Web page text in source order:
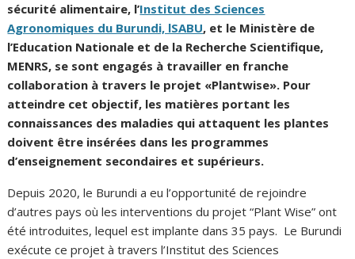
sécurité alimentaire, l’Institut des Sciences
Agronomiques du Burundi, lSABU, et le Ministère de
l’Education Nationale et de la Recherche Scientifique,
MENRS, se sont engagés à travailler en franche
collaboration à travers le projet «Plantwise». Pour
atteindre cet objectif, les matières portant les
connaissances des maladies qui attaquent les plantes
doivent être insérées dans les programmes
d’enseignement secondaires et supérieurs.
Depuis 2020, le Burundi a eu l’opportunité de rejoindre
d’autres pays où les interventions du projet “Plant Wise” ont
été introduites, lequel est implante dans 35 pays. Le Burundi
exécute ce projet à travers l’Institut des Sciences